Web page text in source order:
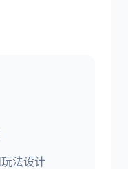
法设计